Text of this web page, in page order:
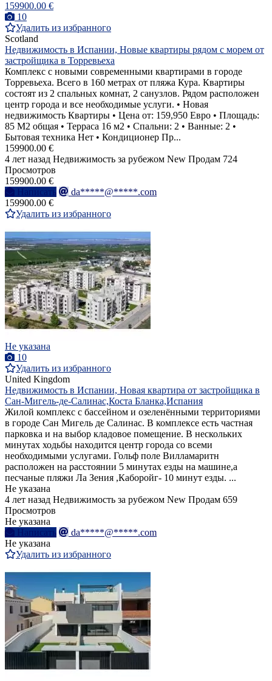
159900.00 €
10
Удалить из избранного
Scotland
Недвижимость в Испании, Новые квартиры рядом с морем от
застройщика в Торревьеха
Комплекс с новыми современными квартирами в городе
Торревьеха. Всего в 160 метрах от пляжа Кура. Квартиры
состоят из 2 спальных комнат, 2 санузлов. Рядом расположен
центр города и все необходимые услуги. • Новая
недвижимость Квартиры • Цена от: 159,950 Евро • Площадь:
85 M2 общая • Терраса 16 м2 • Спальни: 2 • Ванные: 2 •
Бытовая техника Нет • Кондиционер Пр...
159900.00 €
4 лет назад Недвижимость за рубежом New Продам 724
Просмотров
159900.00 €
Написать
da*****@*****.com
159900.00 €
Удалить из избранного
Не указана
10
Удалить из избранного
United Kingdom
Недвижимость в Испании, Новая квартира от застройщика в
Сан-Мигель-де-Салинас,Коста Бланка,Испания
Жилой комплекс с бассейном и озеленёнными территориями
в городе Сан Мигель де Салинас. В комплексе есть частная
парковка и на выбор кладовое помещение. В нескольких
минутах ходьбы находится центр города со всеми
необходимыми услугами. Гольф поле Вилламаритн
расположен на расстоянии 5 минутах езды на машине,а
песчаные пляжи Ла Зения ,Каборойг- 10 минут езды. ...
Не указана
4 лет назад Недвижимость за рубежом New Продам 659
Просмотров
Не указана
Написать
da*****@*****.com
Не указана
Удалить из избранного